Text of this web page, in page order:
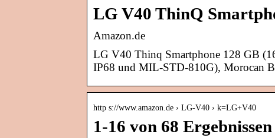
LG V40 ThinQ
Amazon.de
LG V40 Thinq Smartphone 128 GB
IP68 und MIL-STD-810G), Morocan
http s://www.amazon.de › LG-V40 › k=LG+V40
1-16 von 68